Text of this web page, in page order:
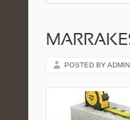
POSTED BY ADMIN